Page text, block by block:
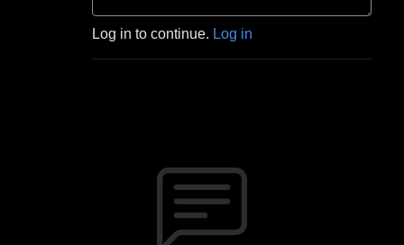
Log in to continue. Log in